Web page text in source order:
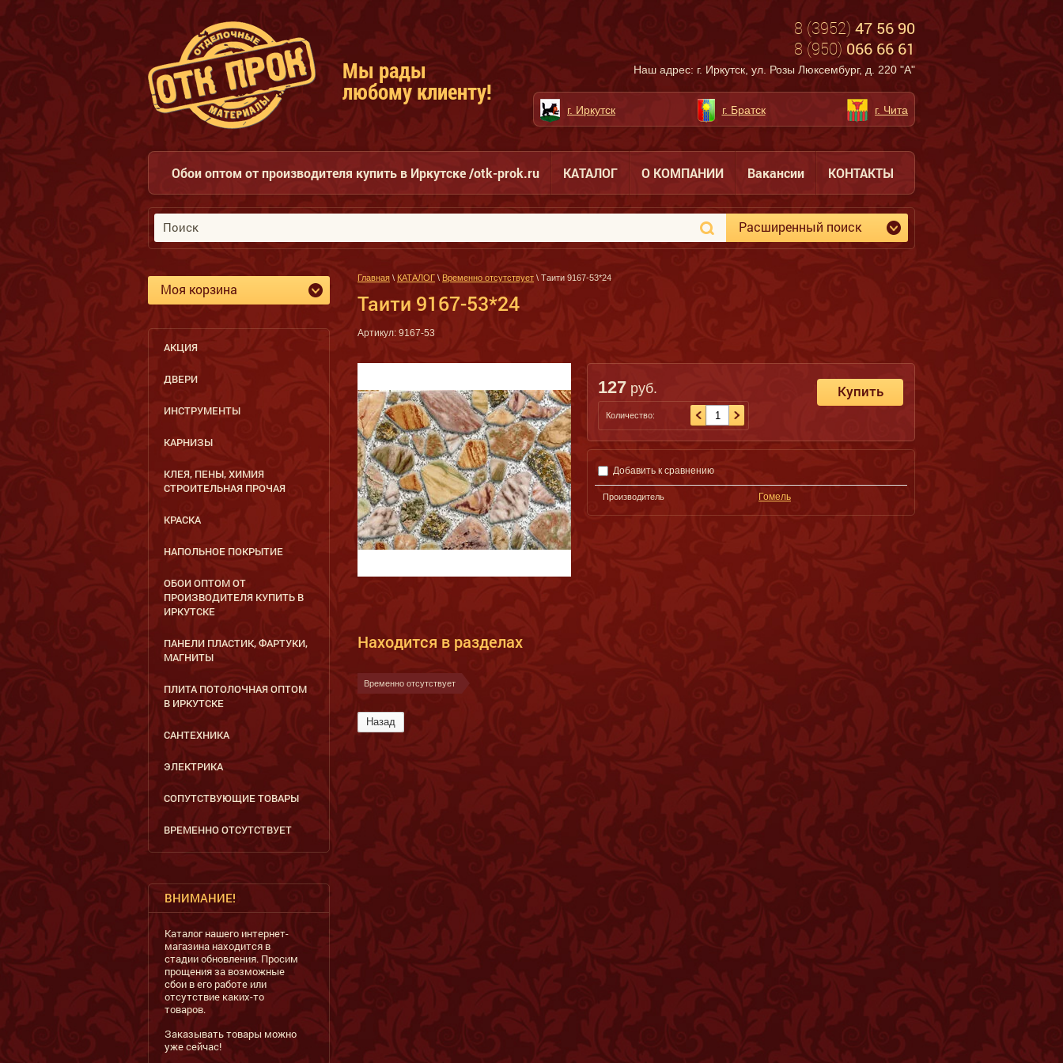
Мы рады
любому клиенту!
8 (3952) 47 56 90
8 (950) 066 66 61
Наш адрес: г. Иркутск, ул. Розы Люксембург, д. 220 "А"
г. Иркутск г. Братск г. Чита
Обои оптом от производителя купить в Иркутске /otk-prok.ru КАТАЛОГ О КОМПАНИИ Вакансии КОНТАКТЫ
Расширенный поиск
Главная \ КАТАЛОГ \ Временно отсутствует \ Таити 9167-53*24
Таити 9167-53*24
Артикул: 9167-53
127 руб.
Количество:
Купить
Добавить к сравнению
Производитель Гомель
Находится в разделах
Временно отсутствует
Назад
Моя корзина
АКЦИЯ
ДВЕРИ
ИНСТРУМЕНТЫ
КАРНИЗЫ
КЛЕЯ, ПЕНЫ, ХИМИЯ
СТРОИТЕЛЬНАЯ ПРОЧАЯ
КРАСКА
НАПОЛЬНОЕ ПОКРЫТИЕ
ОБОИ ОПТОМ ОТ
ПРОИЗВОДИТЕЛЯ КУПИТЬ В
ИРКУТСКЕ
ПАНЕЛИ ПЛАСТИК, ФАРТУКИ,
МАГНИТЫ
ПЛИТА ПОТОЛОЧНАЯ ОПТОМ
В ИРКУТСКЕ
САНТЕХНИКА
ЭЛЕКТРИКА
СОПУТСТВУЮЩИЕ ТОВАРЫ
ВРЕМЕННО ОТСУТСТВУЕТ
ВНИМАНИЕ!
Каталог нашего интернет-
магазина находится в
стадии обновления. Просим
прощения за возможные
сбои в его работе или
отсутствие каких-то
товаров.
Заказывать товары можно
уже сейчас!